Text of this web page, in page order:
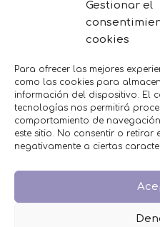
Gestionar el
cookies
Para ofrecer las mejores
como las cookies para
información del dispositivo. El
tecnologías nos permitirá
comportamiento de
este sitio. No consentir o retirar
negativamente a ciertas
BODA
COMUNIÓN
HOMBRES
MESAS DULCES
MINIPERFUMES
MUJERES